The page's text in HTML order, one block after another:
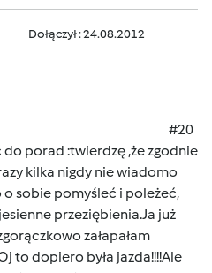
Dołączył : 24.08.2012
#20
porad :twierdzę ,że zgodnie
kilka nigdy nie wiadomo
sobie pomyśleć i poleżeć,
przeziębienia.Ja już
załapałam
to dopiero była jazda!!!!Ale